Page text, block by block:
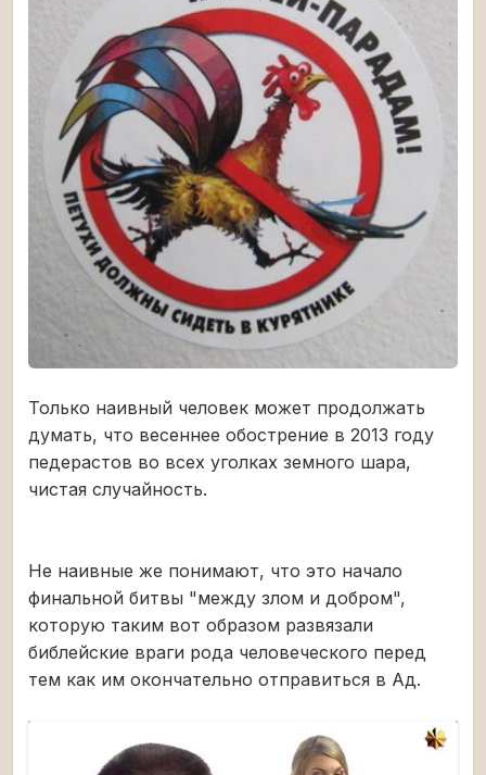
Только наивный человек может продолжать
думать, что весеннее обострение в 2013 году
педерастов во всех уголках земного шара,
чистая случайность.
Не наивные же понимают, что это начало
финальной битвы "между злом и добром",
которую таким вот образом развязали
библейские враги рода человеческого перед
тем как им окончательно отправиться в Ад.